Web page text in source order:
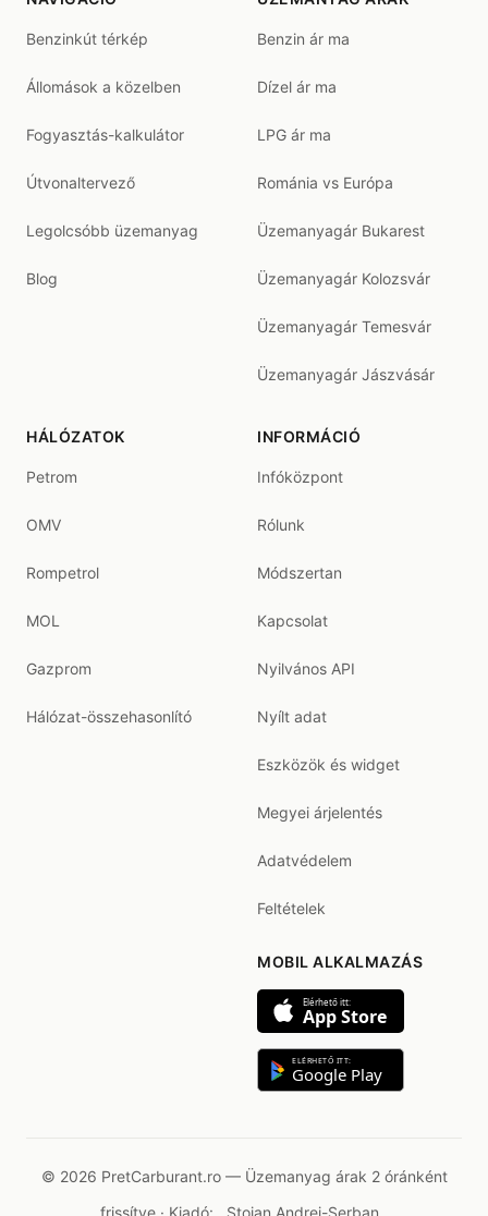
Benzinkút térkép
Állomások a közelben
Fogyasztás-kalkulátor
Útvonaltervező
Legolcsóbb üzemanyag
Blog
Benzin ár ma
Dízel ár ma
LPG ár ma
Románia vs Európa
Üzemanyagár Bukarest
Üzemanyagár Kolozsvár
Üzemanyagár Temesvár
Üzemanyagár Jászvásár
HÁLÓZATOK
Petrom
OMV
Rompetrol
MOL
Gazprom
Hálózat-összehasonlító
INFORMÁCIÓ
Infóközpont
Rólunk
Módszertan
Kapcsolat
Nyilvános API
Nyílt adat
Eszközök és widget
Megyei árjelentés
Adatvédelem
Feltételek
MOBIL ALKALMAZÁS
Elérhető itt:
App Store
ELÉRHETŐ ITT:
Google Play
© 2026 PretCarburant.ro — Üzemanyag árak 2 óránként
frissítve · Kiadó:
Stoian Andrei-Șerban